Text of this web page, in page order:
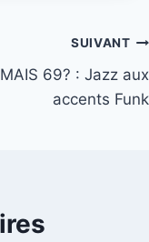
SUIVANT
MAIS 69? : Jazz aux
accents Funk